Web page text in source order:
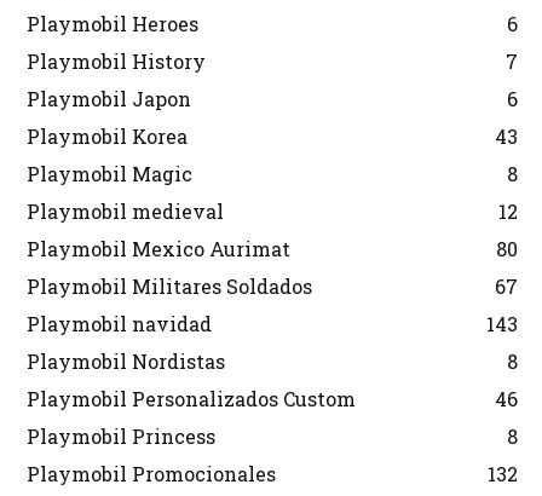
Playmobil Heroes
6
Playmobil History
7
Playmobil Japon
6
Playmobil Korea
43
Playmobil Magic
8
Playmobil medieval
12
Playmobil Mexico Aurimat
80
Playmobil Militares Soldados
67
Playmobil navidad
143
Playmobil Nordistas
8
Playmobil Personalizados Custom
46
Playmobil Princess
8
Playmobil Promocionales
132